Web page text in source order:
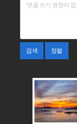
검색 정렬